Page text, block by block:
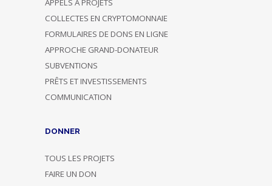
COLLECTES EN CRYPTOMONNAIE
FORMULAIRES DE DONS EN LIGNE
APPROCHE GRAND-DONATEUR
SUBVENTIONS
PRÊTS ET INVESTISSEMENTS
COMMUNICATION
DONNER
TOUS LES PROJETS
FAIRE UN DON